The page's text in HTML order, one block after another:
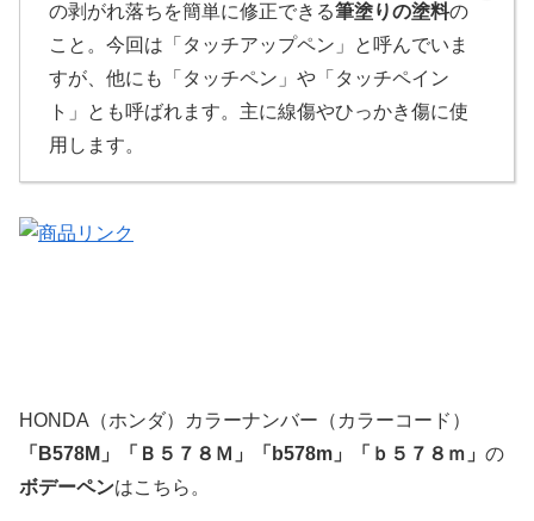
の剥がれ落ちを簡単に修正できる筆塗りの塗料の
こと。今回は「タッチアップペン」と呼んでいま
すが、他にも「タッチペン」や「タッチペイン
ト」とも呼ばれます。主に線傷やひっかき傷に使
用します。
HONDA（ホンダ）カラーナンバー（カラーコード）
「 B578M 」 「 Ｂ５７８Ｍ」「b578m」「ｂ５７８ｍ」 の
ボデーペンはこちら。